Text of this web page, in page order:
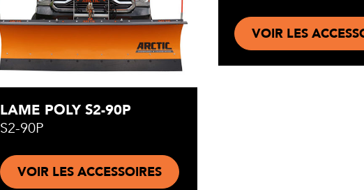
LAME POLY S2-90P
S2-90P
VOIR LES ACCESSOIRES
VOIR LES